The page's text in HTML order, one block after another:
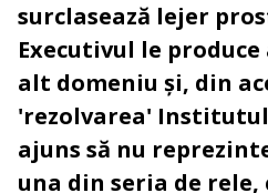
surclasează lejer
Executivul le
alt domeniu și, din
'rezolvarea'
ajuns să nu
una din seria de rele,